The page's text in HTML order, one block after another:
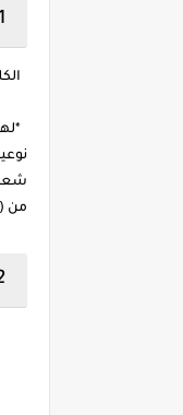
1- الكلب القوقازي:
من (70 إلى 85 سم.)
2-